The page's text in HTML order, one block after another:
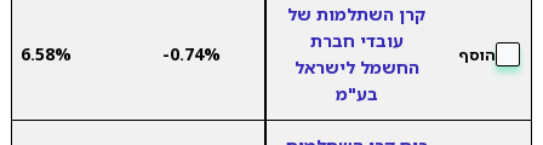
הוסף
קרן השתלמות של
עובדי חברת
החשמל לישראל
בע"מ
-0.74%
6.58%